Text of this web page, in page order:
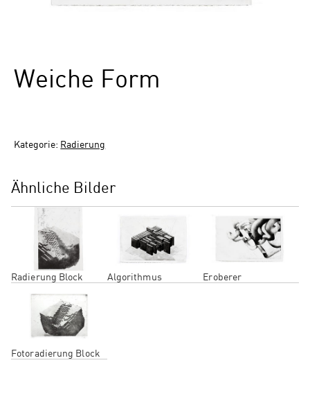
Weiche Form
Kategorie: Radierung
Ähnliche Bilder
Radierung Block Algorithmus Eroberer
Fotoradierung Block